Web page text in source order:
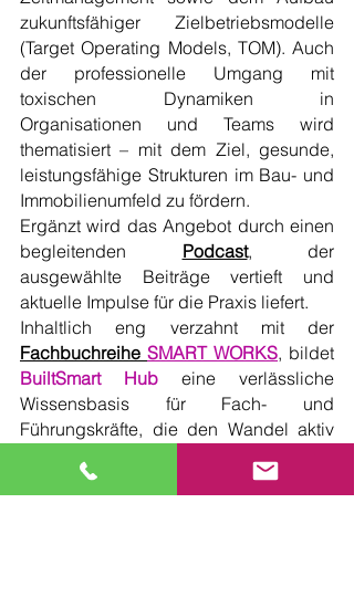
zukunftsfähiger Zielbetriebsmodelle
(Target Operating Models, TOM). Auch
der professionelle Umgang mit
toxischen Dynamiken in
Organisationen und Teams wird
thematisiert – mit dem Ziel, gesunde,
leistungsfähige Strukturen im Bau- und
Immobilienumfeld zu fördern.
Ergänzt wird das Angebot durch einen
begleitenden Podcast, der
ausgewählte Beiträge vertieft und
aktuelle Impulse für die Praxis liefert.
Fachbuchreihe SMART WORKS
BuiltSmart Hub eine verlässliche
Wissensbasis für Fach- und
Führungskräfte, die den Wandel aktiv
BuiltSmart Hub – Wissen. Innovation.